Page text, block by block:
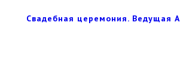
Свадебная церемония. Ведущая